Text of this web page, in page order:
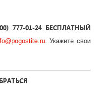
777-01-24 БЕСПЛАТНЫЙ
. Укажите свои